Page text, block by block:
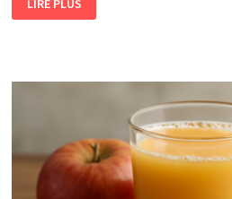
PRÉPARER
UN
ONCTUEUX
LIRE PLUS